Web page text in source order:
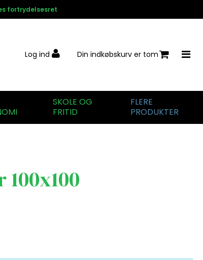
fortrydelsesret
Log ind Din indkøbskurv er tom
SKOLE OG
FRITID
FLERE
PRODUKTER